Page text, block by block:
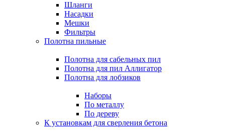
Шланги
Насадки
Мешки
Фильтры
Полотна пильные
Полотна для сабельных пил
Полотна для пил Аллигатор
Полотна для лобзиков
Наборы
По металлу
По дереву
К установкам для сверления бетона